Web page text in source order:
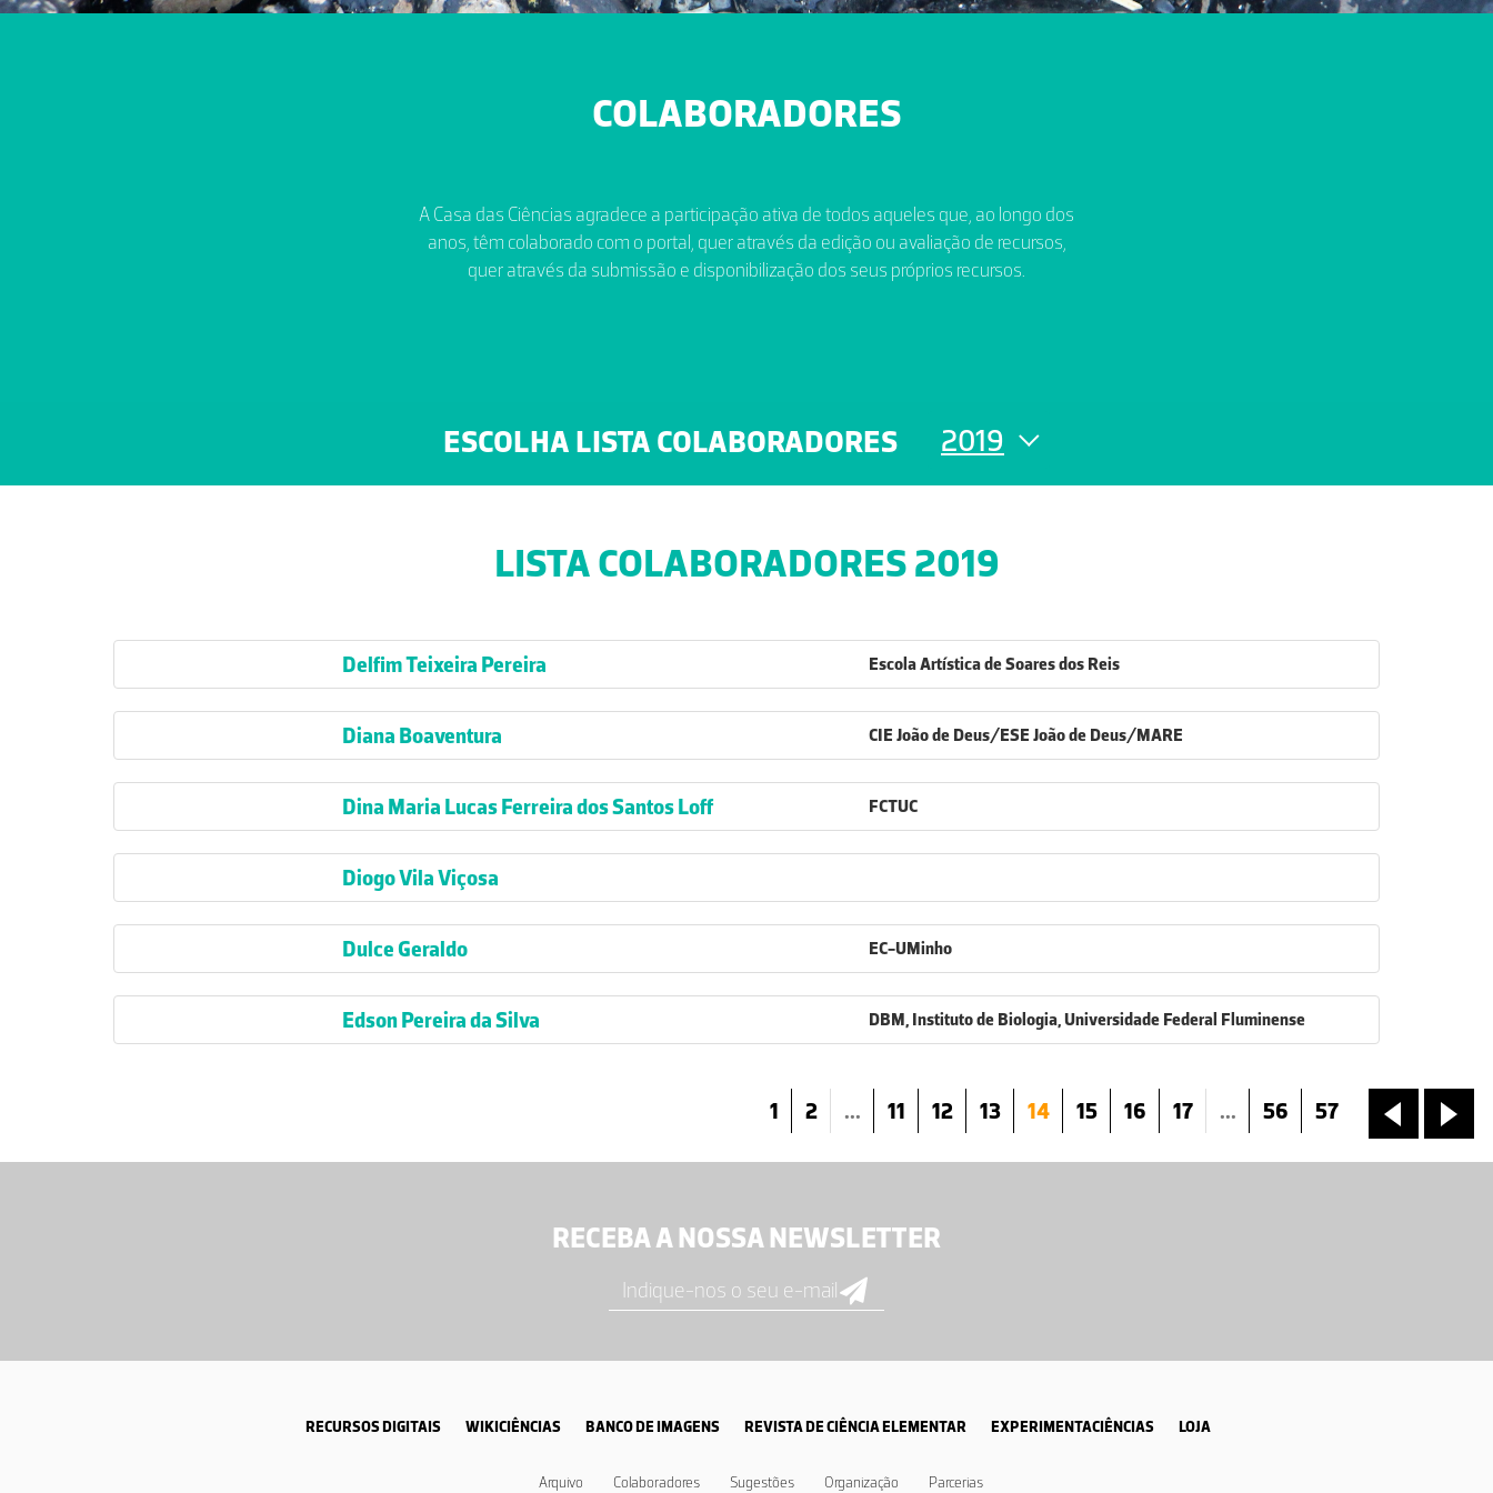
COLABORADORES
A Casa das Ciências agradece a participação ativa de todos aqueles que, ao longo dos
anos, têm colaborado com o portal, quer através da edição ou avaliação de recursos,
quer através da submissão e disponibilização dos seus próprios recursos.
ESCOLHA LISTA COLABORADORES 2019
LISTA COLABORADORES 2019
Delfim Teixeira Pereira Escola Artística de Soares dos Reis
Diana Boaventura CIE João de Deus/ESE João de Deus/MARE
Dina Maria Lucas Ferreira dos Santos Loff FCTUC
Diogo Vila Viçosa
Dulce Geraldo EC-UMinho
Edson Pereira da Silva DBM, Instituto de Biologia, Universidade Federal Fluminense
«
1 2 ... 11 12 13 14 15 16 17 ... 56 57 »
RECEBA A NOSSA NEWSLETTER
RECURSOS DIGITAIS WIKICIÊNCIAS BANCO DE IMAGENS REVISTA DE CIÊNCIA ELEMENTAR EXPERIMENTACIÊNCIAS LOJA
Arquivo Colaboradores Sugestões Organização Parcerias